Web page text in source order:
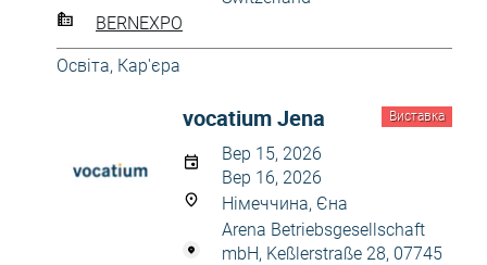
BERNEXPO
Освіта, Кар'єра
Виставка
vocatium Jena
Вер 15, 2026
Вер 16, 2026
Німеччина, Єна
Arena Betriebsgesellschaft
mbH, Keßlerstraße 28, 07745